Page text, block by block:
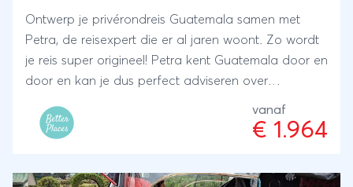
Ontwerp je privérondreis Guatemala samen met
Petra, de reisexpert die er al jaren woont. Zo wordt
je reis super origineel! Petra kent Guatemala door en
door en kan je dus perfect adviseren over
Zij laat je graag kennismaken met de lokale
bevolking en heeft ook veel ervaring in het
vanaf
€ 1.964